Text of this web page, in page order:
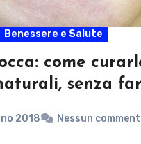
Benessere e Salute
come
senza
2018 Nessun